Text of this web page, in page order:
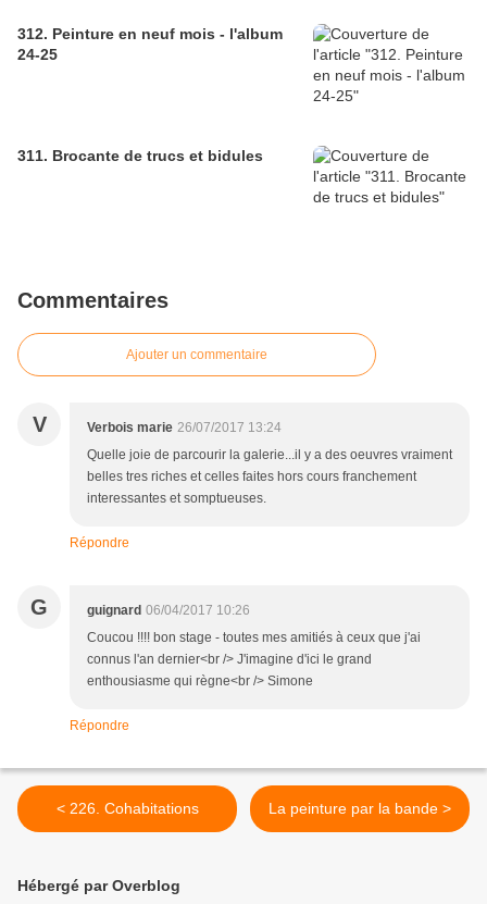
312. Peinture en neuf mois - l'album
24-25
311. Brocante de trucs et bidules
Commentaires
Ajouter un commentaire
V Verbois marie 26/07/2017 13:24
Quelle joie de parcourir la galerie...il y a des oeuvres vraiment
belles tres riches et celles faites hors cours franchement
interessantes et somptueuses.
Répondre
G guignard 06/04/2017 10:26
Coucou !!!! bon stage - toutes mes amitiés à ceux que j'ai
connus l'an dernier<br /> J'imagine d'ici le grand
enthousiasme qui règne<br /> Simone
Répondre
< 226. Cohabitations La peinture par la bande >
Hébergé par Overblog